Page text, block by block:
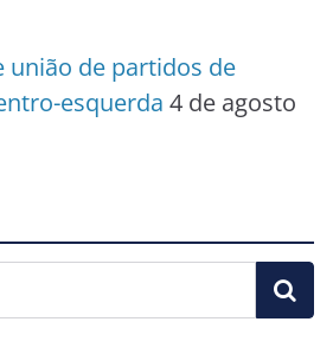
união de partidos de
esquerda 4 de agosto